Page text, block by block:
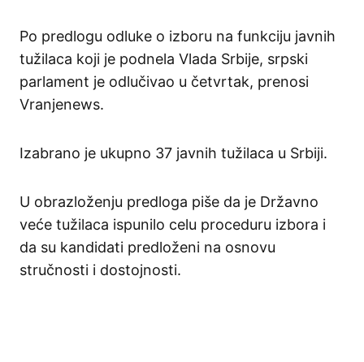
Po predlogu odluke o izboru na funkciju javnih
tužilaca koji je podnela Vlada Srbije, srpski
parlament je odlučivao u četvrtak, prenosi
Vranjenews.
Izabrano je ukupno 37 javnih tužilaca u Srbiji.
U obrazloženju predloga piše da je Državno
veće tužilaca ispunilo celu proceduru izbora i
da su kandidati predloženi na osnovu
stručnosti i dostojnosti.